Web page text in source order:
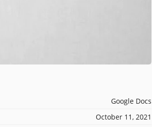
Google Docs
October 11, 2021